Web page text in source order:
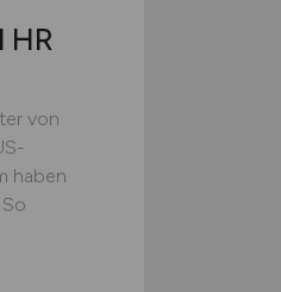
HR
von
haben